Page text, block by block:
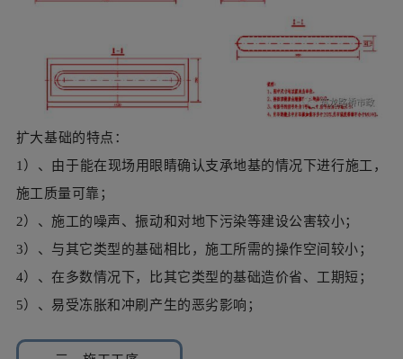
1）、由于能在现场用眼睛确认支承地基的情况下进行施工，
施工质量可靠；
2）、施工的噪声、振动和对地下污染等建设公害较小；
3）、与其它类型的基础相比，施工所需的操作空间较小；
4）、在多数情况下，比其它类型的基础造价省、工期短；
5）、易受冻胀和冲刷产生的恶劣影响；
三、施工工序